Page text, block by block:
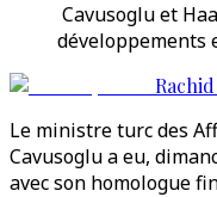
Cavusoglu et
développements
Le ministre turc des
Cavusoglu a eu,
avec son homologue